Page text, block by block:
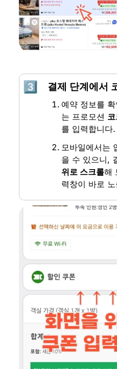
3️⃣ 결제 단계에서
예약 정보를
는 프로모션
를 입력합니다.
모바일에서는
을 수 있으니,
위로 스크롤해
력창이 바로